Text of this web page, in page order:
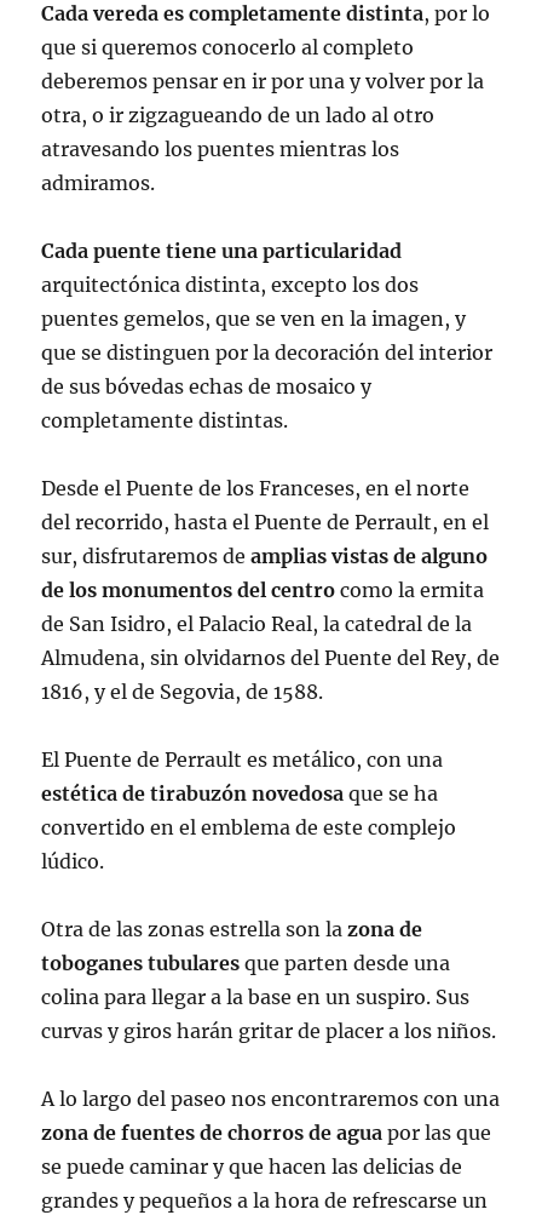
Cada vereda es completamente distinta, por lo
que si queremos conocerlo al completo
deberemos pensar en ir por una y volver por la
otra, o ir zigzagueando de un lado al otro
atravesando los puentes mientras los
admiramos.
Cada puente tiene una particularidad
arquitectónica distinta, excepto los dos
puentes gemelos, que se ven en la imagen, y
que se distinguen por la decoración del interior
de sus bóvedas echas de mosaico y
completamente distintas.
Desde el Puente de los Franceses, en el norte
del recorrido, hasta el Puente de Perrault, en el
sur, disfrutaremos deamplias vistas de alguno
de los monumentos del centro como la ermita
de San Isidro, el Palacio Real, la catedral de la
Almudena, sin olvidarnos del Puente del Rey, de
1816, y el de Segovia, de 1588.
El Puente de Perrault es metálico, con una
estética de tirabuzón novedosa que se ha
convertido en el emblema de este complejo
lúdico.
Otra de las zonas estrella son lazona de
toboganes tubulares que parten desde una
colina para llegar a la base en un suspiro. Sus
curvas y giros harán gritar de placer a los niños.
A lo largo del paseo nos encontraremos con una
zona de fuentes de chorros de agua por las que
se puede caminar y que hacen las delicias de
grandes y pequeños a la hora de refrescarse un